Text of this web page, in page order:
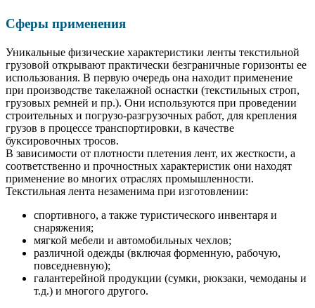
Сферы применения
Уникальные физические характеристики ленты текстильной
грузовой открывают практически безграничные горизонты ее
использования. В первую очередь она находит применение
при производстве такелажной оснастки (текстильных строп,
грузовых ремней и пр.). Они используются при проведении
строительных и погрузо-разгрузочных работ, для крепления
грузов в процессе транспортировки, в качестве
буксировочных тросов.
В зависимости от плотности плетения лент, их жесткости, а
соответственно и прочностных характеристик они находят
применение во многих отраслях промышленности.
Текстильная лента незаменима при изготовлении:
спортивного, а также туристического инвентаря и
снаряжения;
мягкой мебели и автомобильных чехлов;
различной одежды (включая форменную, рабочую,
повседневную);
галантерейной продукции (сумки, рюкзаки, чемоданы и
т.д.) и многого другого.